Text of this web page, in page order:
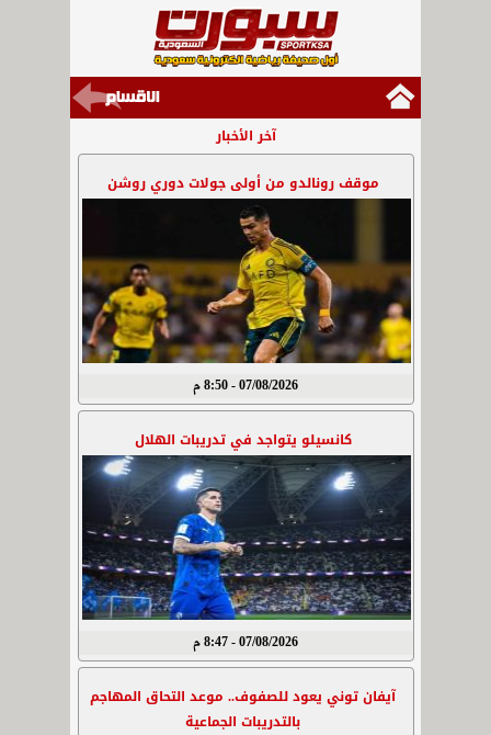
آخر الأخبار
موقف رونالدو من أولى جولات دوري روشن
07/08/2026 - 8:50 م
كانسيلو يتواجد في تدريبات الهلال
07/08/2026 - 8:47 م
آيفان توني يعود للصفوف.. موعد التحاق المهاجم
بالتدريبات الجماعية